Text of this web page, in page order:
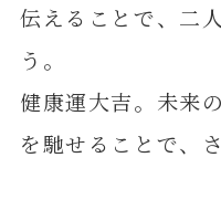
伝えることで、二
う。
健康運大吉。未来
を馳せることで、